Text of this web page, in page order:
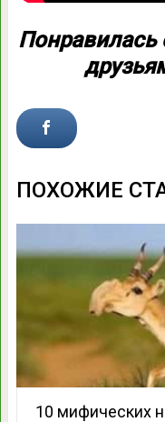
Понравилась
ПОХОЖИЕ
10 мифических